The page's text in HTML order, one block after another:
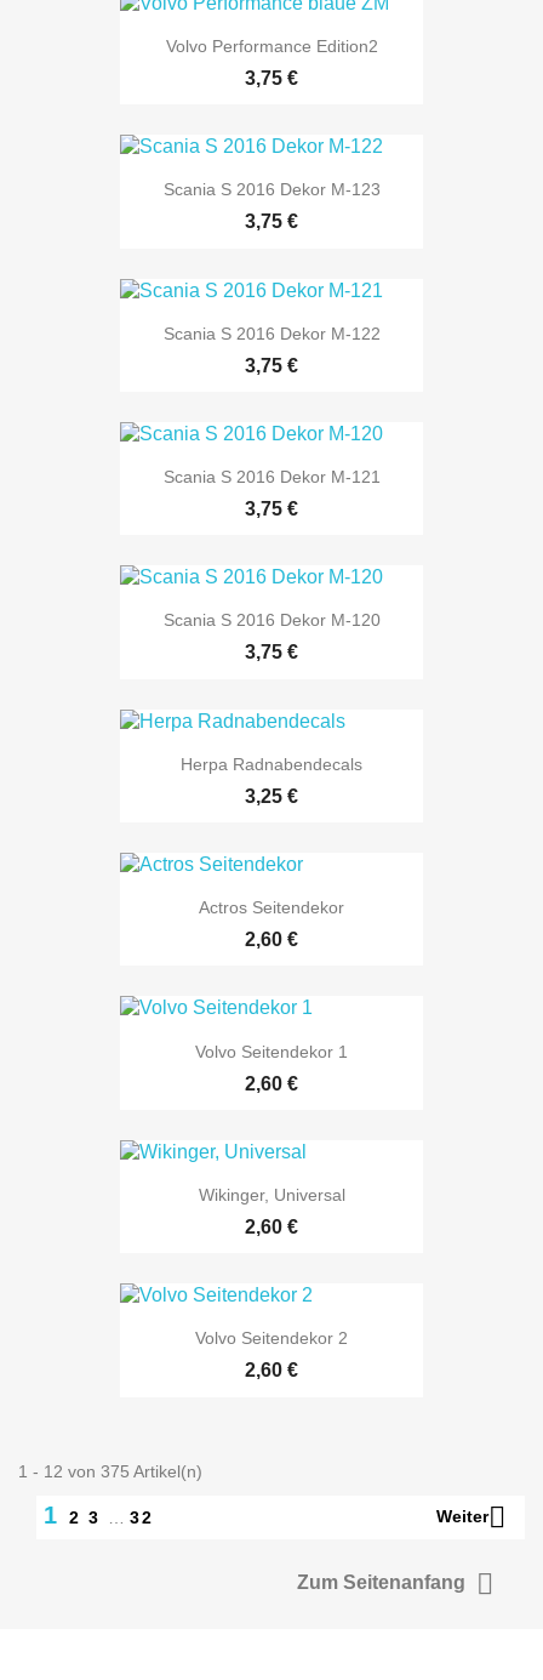
Volvo Performance Edition2
Preis
3,75 €
Scania S 2016 Dekor M-123
Preis
3,75 €
Scania S 2016 Dekor M-122
Preis
3,75 €
Scania S 2016 Dekor M-121
Preis
3,75 €
Scania S 2016 Dekor M-120
Preis
3,75 €
Herpa Radnabendecals
Preis
3,25 €
Actros Seitendekor
Preis
2,60 €
Volvo Seitendekor 1
Preis
2,60 €
Wikinger, Universal
Preis
2,60 €
Volvo Seitendekor 2
Preis
2,60 €
1 - 12 von 375 Artikel(n)
1 2 3 32 Weiter
Zum Seitenanfang 